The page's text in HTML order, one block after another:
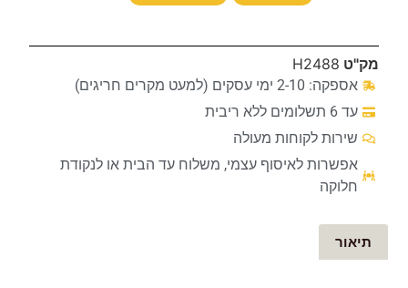
מק"ט H2488
אספקה: 2-10 ימי עסקים (למעט מקרים חריגים)
עד 6 תשלומים ללא ריבית
שירות לקוחות מעולה
אפשרות לאיסוף עצמי, משלוח עד הבית או לנקודת
חלוקה
תיאור